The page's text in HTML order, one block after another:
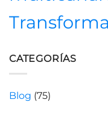
CATEGORÍAS
Blog (75)